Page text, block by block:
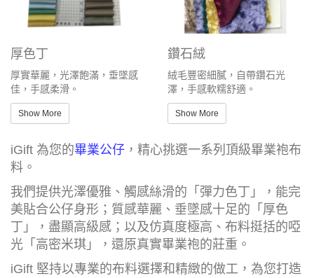
厚色丁
厚實華麗，光澤飽滿，垂墜感
佳，手感柔滑。
Show More
鑽石絨
絨毛豐密細膩，自帶鑽石光
澤，手感軟糯舒適。
Show More
iGift 為您的畢業公仔 ，精心挑選一系列頂級畢業袍布
料。
我們提供光澤優雅、觸感絲滑的「彈力色丁」，能完
美貼合公仔身形；質感華麗、垂墜感十足的「厚色
丁」，盡顯高級感；以及仿真度極高、布料挺括的啞
光「高密米琪」，還原真實畢業袍的莊重。
iGift 堅持以專業的布料選擇和精緻的做工，為您打造